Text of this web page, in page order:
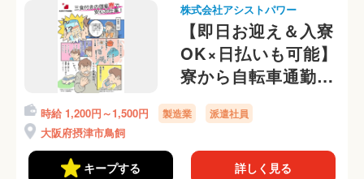
株式会社アシストパワー
【即日お迎え＆入寮
OK×日払いも可能】
寮から自転車通勤
OK◎食品工場内の
軽作業 ☆日勤専属☆
着率◎
時給 1,200円～1,500円 製造業 派遣社員
大阪府摂津市鳥飼
キープする 詳しく見る